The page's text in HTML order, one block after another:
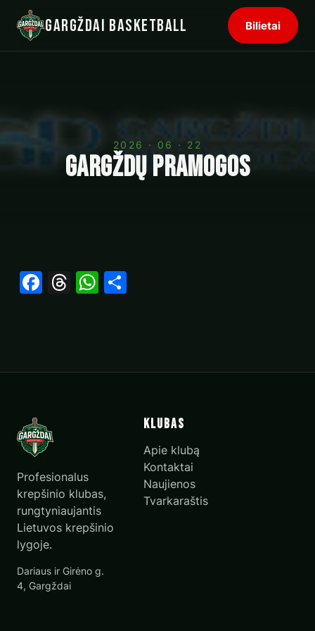
Gargždai Basketball Bilietai
2026 · 06 · 22
Gargždų pramogos
Facebook
Threads
WhatsApp
Profesionalus
krepšinio klubas,
rungtyniaujantis
Lietuvos krepšinio
lygoje.
Dariaus ir Girėno g.
4, Gargždai
Klubas
Apie klubą
Kontaktai
Naujienos
Tvarkaraštis